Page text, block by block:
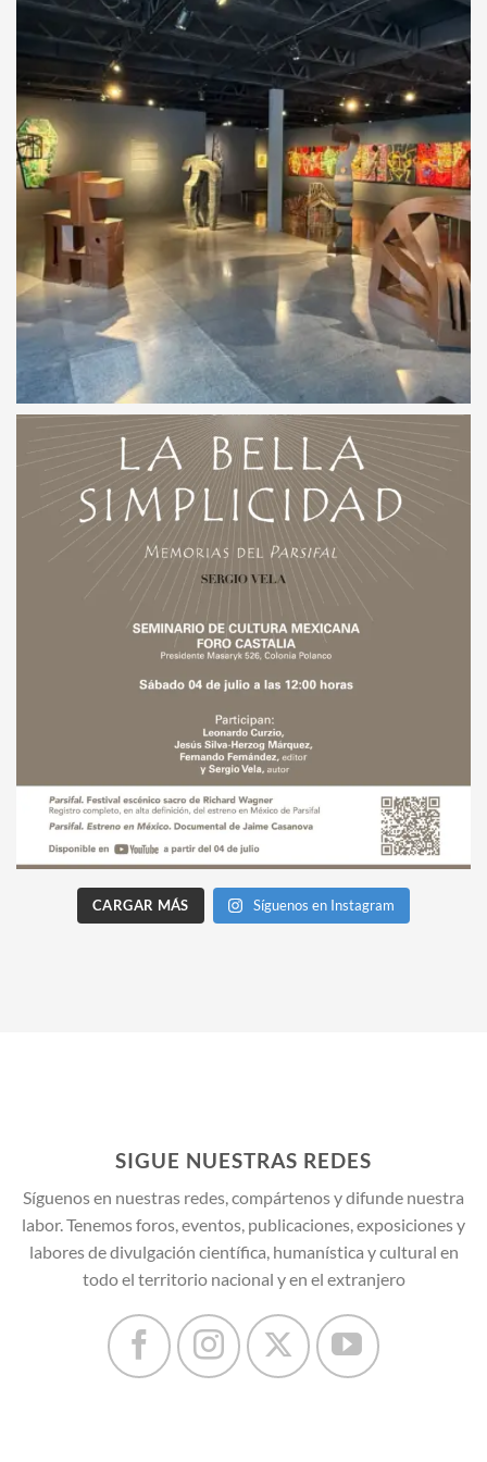
CARGAR MÁS Síguenos en Instagram
SIGUE NUESTRAS REDES
Síguenos en nuestras redes, compártenos y difunde nuestra
labor. Tenemos foros, eventos, publicaciones, exposiciones y
labores de divulgación científica, humanística y cultural en
todo el territorio nacional y en el extranjero